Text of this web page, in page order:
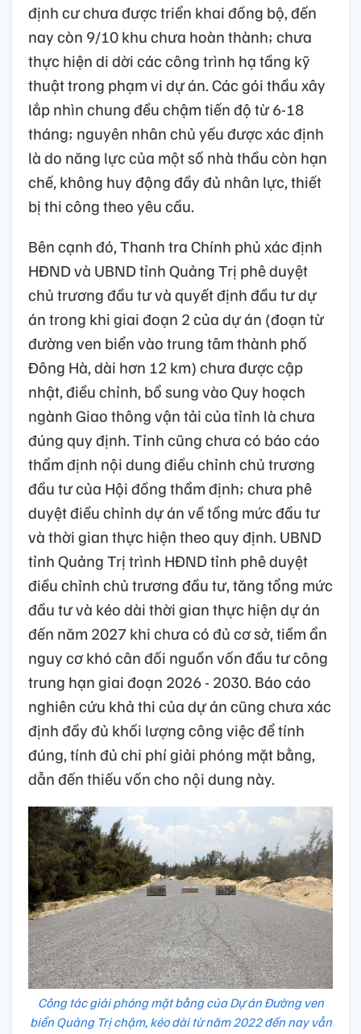
định cư chưa được triển khai đồng bộ, đến
nay còn 9/10 khu chưa hoàn thành; chưa
thực hiện di dời các công trình hạ tầng kỹ
thuật trong phạm vi dự án. Các gói thầu xây
lắp nhìn chung đều chậm tiến độ từ 6-18
tháng; nguyên nhân chủ yếu được xác định
là do năng lực của một số nhà thầu còn hạn
chế, không huy động đầy đủ nhân lực, thiết
bị thi công theo yêu cầu.
Bên cạnh đó, Thanh tra Chính phủ xác định
HĐND và UBND tỉnh Quảng Trị phê duyệt
chủ trương đầu tư và quyết định đầu tư dự
án trong khi giai đoạn 2 của dự án (đoạn từ
đường ven biển vào trung tâm thành phố
Đông Hà, dài hơn 12 km) chưa được cập
nhật, điều chỉnh, bổ sung vào Quy hoạch
ngành Giao thông vận tải của tỉnh là chưa
đúng quy định. Tỉnh cũng chưa có báo cáo
thẩm định nội dung điều chỉnh chủ trương
đầu tư của Hội đồng thẩm định; chưa phê
duyệt điều chỉnh dự án về tổng mức đầu tư
và thời gian thực hiện theo quy định. UBND
tỉnh Quảng Trị trình HĐND tỉnh phê duyệt
điều chỉnh chủ trương đầu tư, tăng tổng mức
đầu tư và kéo dài thời gian thực hiện dự án
đến năm 2027 khi chưa có đủ cơ sở, tiềm ẩn
nguy cơ khó cân đối nguồn vốn đầu tư công
trung hạn giai đoạn 2026 - 2030. Báo cáo
nghiên cứu khả thi của dự án cũng chưa xác
định đầy đủ khối lượng công việc để tính
đúng, tính đủ chi phí giải phóng mặt bằng,
dẫn đến thiếu vốn cho nội dung này.
Công tác giải phóng mặt bằng của Dự án Đường ven
biển Quảng Trị chậm, kéo dài từ năm 2022 đến nay vẫn